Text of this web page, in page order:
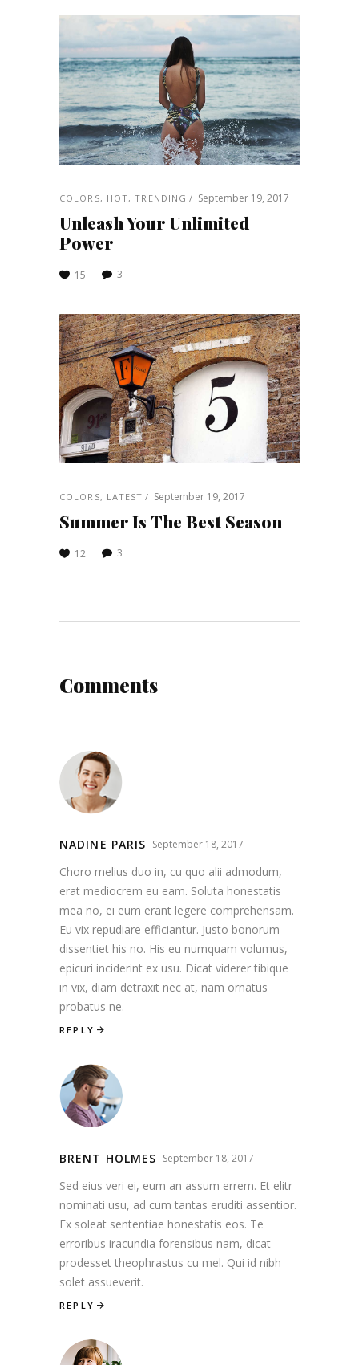
COLORS, HOT,TRENDING September 19, 2017
Unleash Your Unlimited
Power
15 3
COLORS, LATEST September 19, 2017
Summer Is The Best Season
12 3
Comments
NADINE PARIS September 18, 2017
Choro melius duo in, cu quo alii admodum,
erat mediocrem eu eam. Soluta honestatis
mea no, ei eum erant legere comprehensam.
Eu vix repudiare efficiantur. Justo bonorum
dissentiet his no. His eu numquam volumus,
epicuri inciderint ex usu. Dicat viderer tibique
in vix, diam detraxit nec at, nam ornatus
probatus ne.
REPLY
BRENT HOLMES September 18, 2017
Sed eius veri ei, eum an assum errem. Et elitr
nominati usu, ad cum tantas eruditi assentior.
Ex soleat sententiae honestatis eos. Te
erroribus iracundia forensibus nam, dicat
prodesset theophrastus cu mel. Qui id nibh
solet assueverit.
REPLY